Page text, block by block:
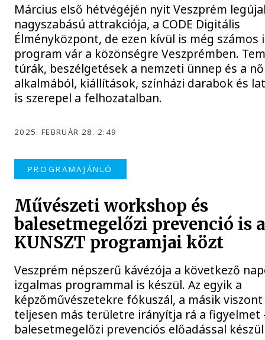
Március első hétvégéjén nyit Veszprém
nagyszabású attrakciója, a CODE Digitális
Élményközpont, de ezen kívül is még számos
program vár a közönségre Veszprémben.
túrák, beszélgetések a nemzeti ünnep és a
alkalmából, kiállítások, színházi darabok és
is szerepel a felhozatalban.
2025. FEBRUÁR 28. 2:49
PROGRAMAJÁNLÓ
Művészeti workshop és
balesetmegelőzi prevenció is a
KUNSZT programjai közt
Veszprém népszerű kávézója a következő
izgalmas programmal is készül. Az egyik a
képzőművészetekre fókuszál, a másik
teljesen más területre irányítja rá a figyelmet
balesetmegelőzi prevenciós előadással